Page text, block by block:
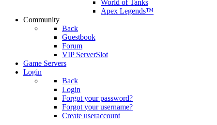
World of Tanks
Apex Legends™
Community
Back
Guestbook
Forum
VIP ServerSlot
Game Servers
Login
Back
Login
Forgot your password?
Forgot your username?
Create useraccount